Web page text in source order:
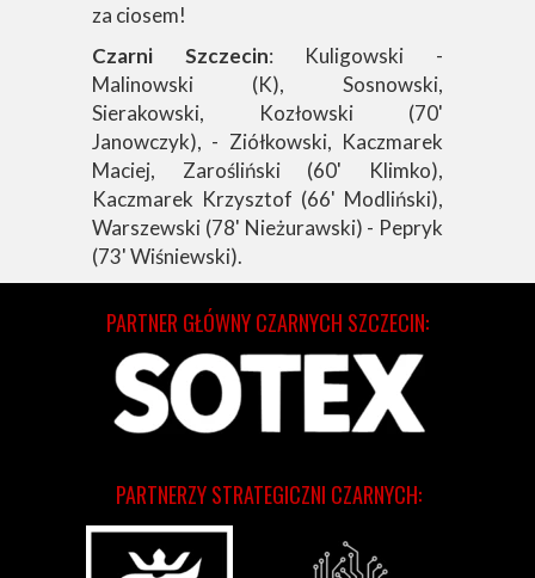
za ciosem!
Czarni Szczecin: Kuligowski -
Malinowski (K), Sosnowski,
Sierakowski, Kozłowski (70'
Janowczyk), - Ziółkowski, Kaczmarek
Maciej, Zarośliński (60' Klimko),
Kaczmarek Krzysztof (66' Modliński),
Warszewski (78' Nieżurawski) - Pepryk
(73' Wiśniewski).
PARTNERZY STRATEGICZNI CZARNYCH:
PARTNER GŁÓWNY CZARNYCH SZCZECIN: